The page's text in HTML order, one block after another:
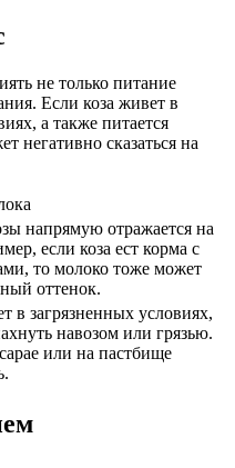
не только питание
Если коза живет в
а также питается
негативно сказаться на
напрямую отражается на
если коза ест корма с
то молоко тоже может
оттенок.
в загрязненных условиях,
навозом или грязью.
или на пастбище